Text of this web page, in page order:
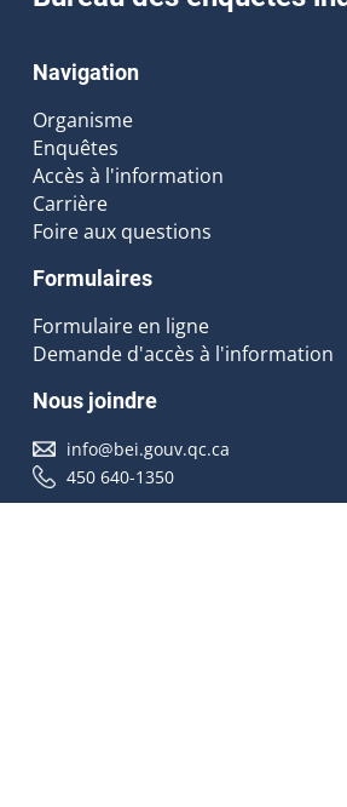
Navigation
Organisme
Enquêtes
Accès à l'information
Carrière
Foire aux questions
Formulaires
Formulaire en ligne
Demande d'accès à l'information
Nous joindre
info@bei.gouv.qc.ca
450 640-1350